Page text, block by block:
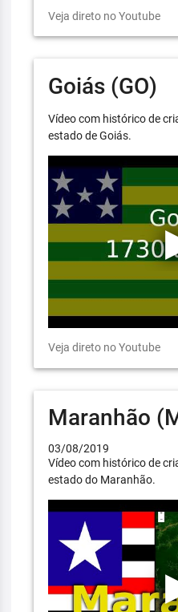
Veja direto no Youtube
Goiás (GO)
Vídeo com histórico de
estado de Goiás.
Veja direto no Youtube
Maranhão
03/08/2019
Vídeo com histórico de
estado do Maranhão.